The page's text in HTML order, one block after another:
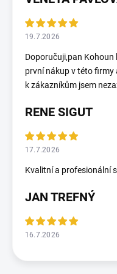
19.7.2026
Doporučuji,pan Kohoun
první nákup v této firmy
k zákazníkům jsem
RENE SIGUT
17.7.2026
Kvalitní a profesionální
JAN TREFNÝ
16.7.2026